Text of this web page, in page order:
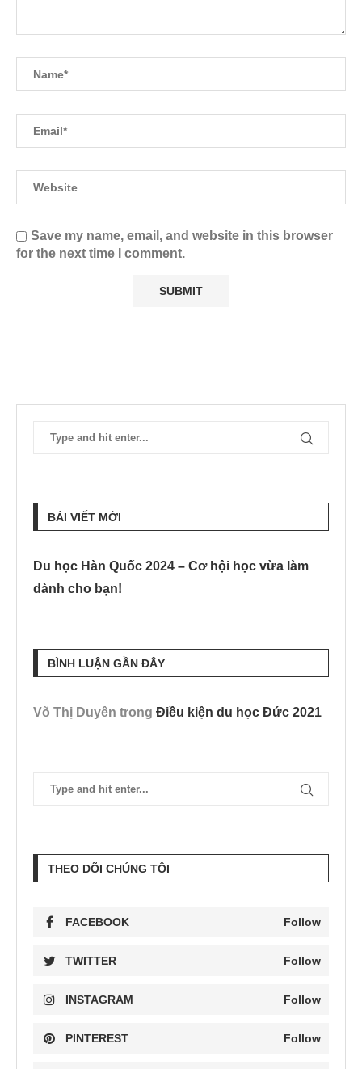
Save my name, email, and website in this browser
for the next time I comment.
BÀI VIẾT MỚI
Du học Hàn Quốc 2024 – Cơ hội học vừa làm
dành cho bạn!
BÌNH LUẬN GẦN ĐÂY
Võ Thị Duyên trong Điều kiện du học Đức 2021
THEO DÕI CHÚNG TÔI
FACEBOOK Follow
TWITTER Follow
INSTAGRAM Follow
PINTEREST Follow